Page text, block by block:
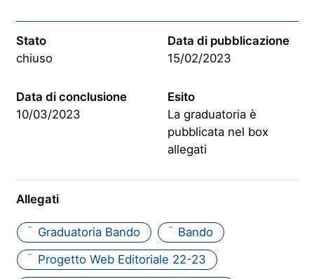
Stato
chiuso
Data di pubblicazione
15/02/2023
Data di conclusione
10/03/2023
Esito
La graduatoria è
pubblicata nel box
allegati
Allegati
PDF Graduatoria Bando PDF Bando
PDF Progetto Web Editoriale 22-23